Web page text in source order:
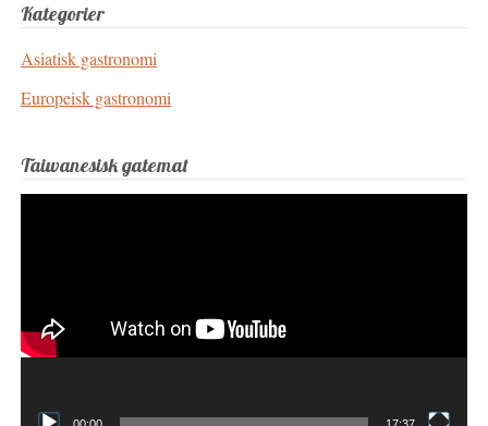
Kategorier
Asiatisk gastronomi
Europeisk gastronomi
Taiwanesisk gatemat